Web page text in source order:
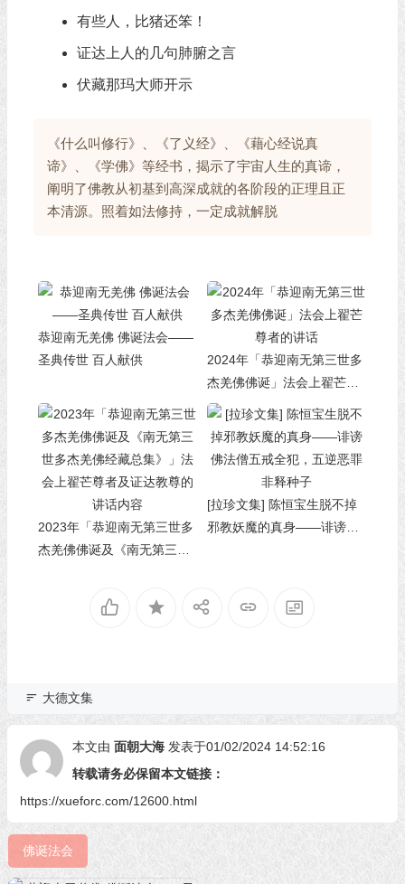
有些人，比猪还笨！
证达上人的几句肺腑之言
伏藏那玛大师开示
《什么叫修行》、《了义经》、《藉心经说真
谛》、《学佛》等经书，揭示了宇宙人生的真谛，
阐明了佛教从初基到高深成就的各阶段的正理且正
本清源。照着如法修持，一定成就解脱
恭迎南无羌佛 佛诞法会——
圣典传世 百人献供
2024年「恭迎南无第三世多
杰羌佛佛诞」法会上翟芒尊
者的讲话
2023年「恭迎南无第三世多
杰羌佛佛诞及《南无第三世
[拉珍文集] 陈恒宝生脱不掉
邪教妖魔的真身——诽谤佛
大德文集
本文由 面朝大海 发表于01/02/2024 14:52:16
转载请务必保留本文链接：
https://xueforc.com/12600.html
佛诞法会